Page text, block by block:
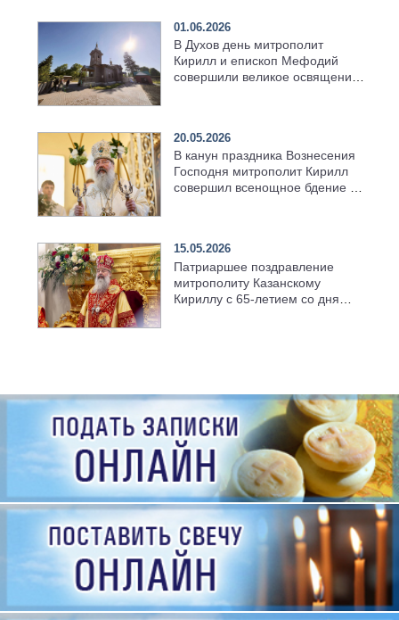
01.06.2026
В Духов день митрополит
Кирилл и епископ Мефодий
совершили великое освящение
20.05.2026
В канун праздника Вознесения
Господня митрополит Кирилл
совершил всенощное бдение в
15.05.2026
Патриаршее поздравление
митрополиту Казанскому
Кириллу с 65-летием со дня